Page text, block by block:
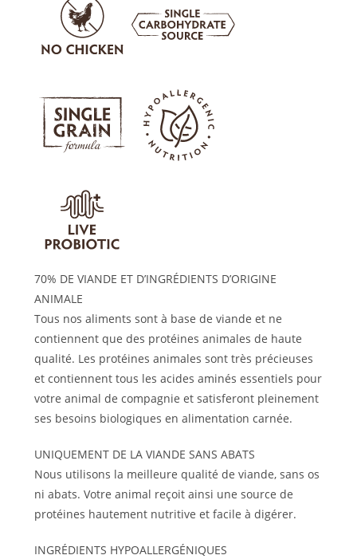
70% DE VIANDE ET D’INGRÉDIENTS D’ORIGINE
ANIMALE
Tous nos aliments sont à base de viande et ne
contiennent que des protéines animales de haute
qualité. Les protéines animales sont très précieuses
et contiennent tous les acides aminés essentiels pour
votre animal de compagnie et satisferont pleinement
ses besoins biologiques en alimentation carnée.
UNIQUEMENT DE LA VIANDE SANS ABATS
Nous utilisons la meilleure qualité de viande, sans os
ni abats. Votre animal reçoit ainsi une source de
protéines hautement nutritive et facile à digérer.
INGRÉDIENTS HYPOALLERGÉNIQUES